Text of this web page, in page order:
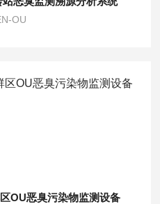
OU
OU恶臭污染物监测设备